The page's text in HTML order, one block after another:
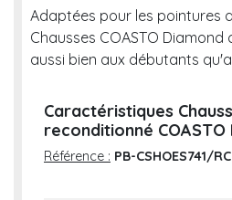
Adaptées pour les pointures
Chausses COASTO
aussi bien aux débutants
Caractéristiques
reconditionné COASTO
Référence : PB-CSHOES741/